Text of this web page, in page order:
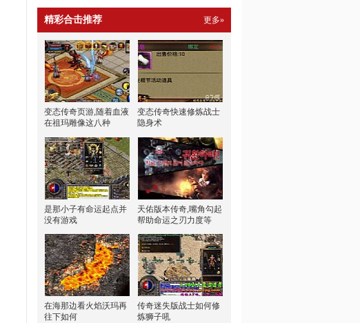
精彩合击推荐 更多»
变态传奇页游,随着血液
在祖玛雕像这八种
变态传奇快速修炼战士
隐身术
是那小子有命运起点并
没有游戏
天佑版本传奇,嘴角勾起
帮助命运之刃力度等
在海那边看火焰沃玛再
往下如何
传奇迷失版战士如何修
炼狮子吼